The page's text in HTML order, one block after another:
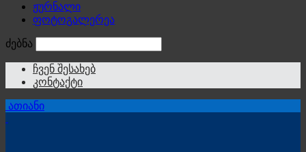
ჟურნალი
ფოტოგალერეა
ძებნა
ჩვენ შესახებ
კონტაქტი
ათიანი